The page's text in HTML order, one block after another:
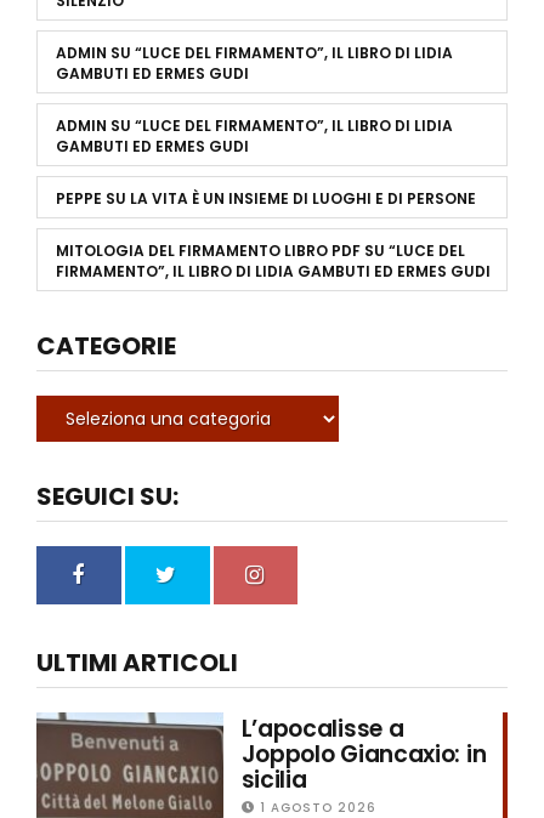
ADMIN SU “LUCE DEL FIRMAMENTO”, IL LIBRO DI LIDIA
GAMBUTI ED ERMES GUDI
ADMIN SU “LUCE DEL FIRMAMENTO”, IL LIBRO DI LIDIA
GAMBUTI ED ERMES GUDI
PEPPE SU LA VITA È UN INSIEME DI LUOGHI E DI PERSONE
MITOLOGIA DEL FIRMAMENTO LIBRO PDF SU “LUCE DEL
FIRMAMENTO”, IL LIBRO DI LIDIA GAMBUTI ED ERMES GUDI
CATEGORIE
SEGUICI SU:
ULTIMI ARTICOLI
L’apocalisse a
Joppolo Giancaxio: in
sicilia
1 AGOSTO 2026